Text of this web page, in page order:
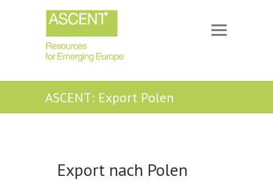
ASCENT: Export Polen
Export nach Polen